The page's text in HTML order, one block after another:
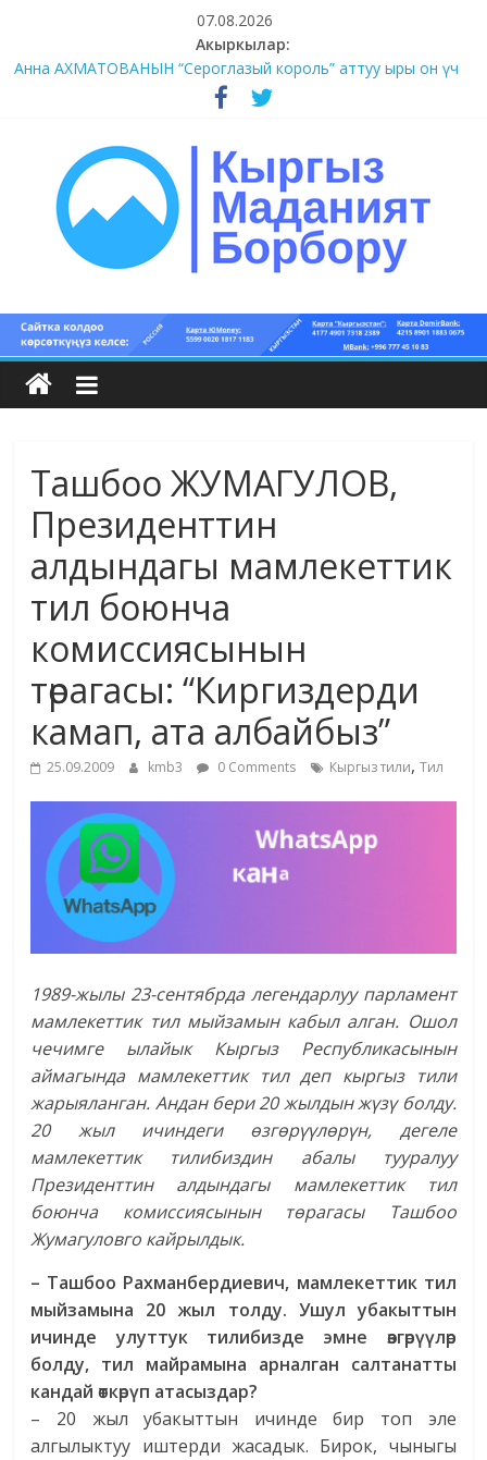
content
07.08.2026
Акыркылар:
#1-4 (55 сөз сынагы)
Анна АХМАТОВАНЫН “Сероглазый король” аттуу ыры он үч
#9-10 (55 сөз сынагы)
#5-8 (55 сөз сынагы)
Кыргыз
маданият
Кыргыз
маданияты
жана
адабияты
Ташбоо ЖУМАГУЛОВ,
Президенттин
алдындагы мамлекеттик
тил боюнча
комиссиясынын
төрагасы: “Киргиздерди
камап, ата албайбыз”
25.09.2009 kmb3 0 Comments Кыргыз тили,Тил
1989-жылы 23-сентябрда легендарлуу парламент
мамлекеттик тил мыйзамын кабыл алган. Ошол
чечимге ылайык Кыргыз Республикасынын
аймагында мамлекеттик тил деп кыргыз тили
жарыяланган. Андан бери 20 жылдын жүзү болду.
20 жыл ичиндеги өзгөрүүлөрүн, дегеле
мамлекеттик тилибиздин абалы тууралуу
Президенттин алдындагы мамлекеттик тил
боюнча комиссиясынын төрагасы Ташбоо
Жумагуловго кайрылдык.
– Ташбоо Рахманбердиевич, мамлекеттик тил
мыйзамына 20 жыл толду. Ушул убакыттын
ичинде улуттук тилибизде эмне өзгөрүүлөр
болду, тил майрамына арналган салтанатты
кандай өткөрүп атасыздар?
– 20 жыл убакыттын ичинде бир топ эле
алгылыктуу иштерди жасадык. Бирок, чыныгы